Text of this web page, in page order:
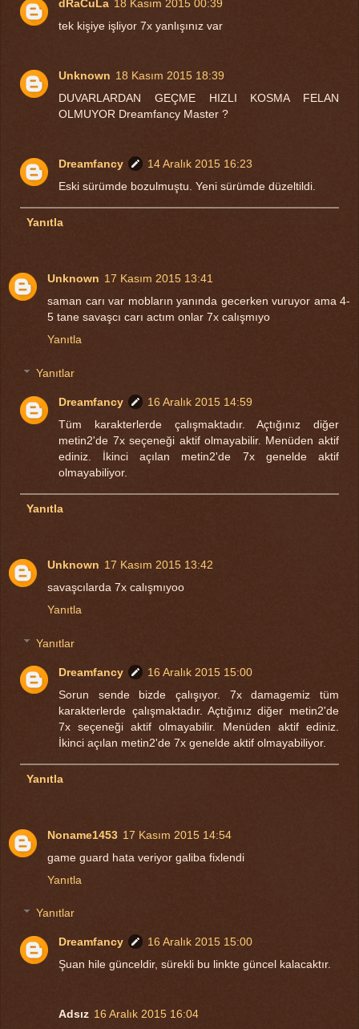
dRaCuLa 18 Kasım 2015 00:39
tek kişiye işliyor 7x yanlışınız var
Unknown 18 Kasım 2015 18:39
DUVARLARDAN GEÇME HIZLI KOSMA FELAN
OLMUYOR Dreamfancy Master ?
Dreamfancy
14 Aralık 2015 16:23
Eski sürümde bozulmuştu. Yeni sürümde düzeltildi.
Yanıtla
Unknown 17 Kasım 2015 13:41
saman carı var mobların yanında gecerken vuruyor ama 4-
5 tane savaşcı carı actım onlar 7x calışmıyo
Yanıtla
Yanıtlar
Dreamfancy
16 Aralık 2015 14:59
Tüm karakterlerde çalışmaktadır. Açtığınız diğer
metin2'de 7x seçeneği aktif olmayabilir. Menüden aktif
ediniz. İkinci açılan metin2'de 7x genelde aktif
olmayabiliyor.
Yanıtla
Unknown 17 Kasım 2015 13:42
savaşcılarda 7x calışmıyoo
Yanıtla
Yanıtlar
Dreamfancy
16 Aralık 2015 15:00
Sorun sende bizde çalışıyor. 7x damagemiz tüm
karakterlerde çalışmaktadır. Açtığınız diğer metin2'de
7x seçeneği aktif olmayabilir. Menüden aktif ediniz.
İkinci açılan metin2'de 7x genelde aktif olmayabiliyor.
Yanıtla
Noname1453 17 Kasım 2015 14:54
game guard hata veriyor galiba fixlendi
Yanıtla
Yanıtlar
Dreamfancy
16 Aralık 2015 15:00
Şuan hile günceldir, sürekli bu linkte güncel kalacaktır.
Adsız 16 Aralık 2015 16:04